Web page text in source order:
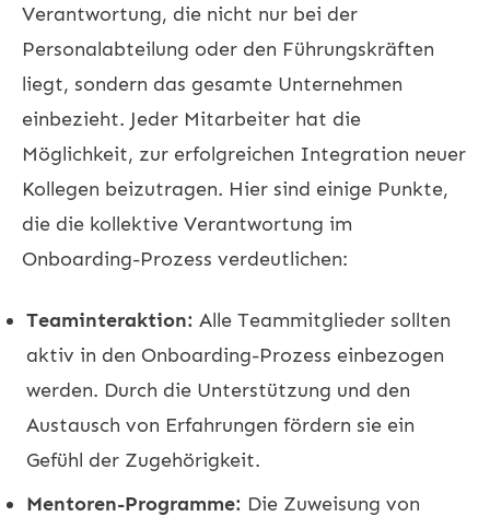
Verantwortung, die nicht nur bei der
Personalabteilung oder den Führungskräften
liegt, sondern das gesamte Unternehmen
einbezieht. Jeder Mitarbeiter hat die
Möglichkeit, zur erfolgreichen Integration neuer
Kollegen beizutragen. Hier sind einige Punkte,
die die kollektive Verantwortung im
Onboarding-Prozess verdeutlichen:
Teaminteraktion: Alle Teammitglieder sollten
aktiv in den Onboarding-Prozess einbezogen
werden. Durch die Unterstützung und den
Austausch von Erfahrungen fördern sie ein
Gefühl der Zugehörigkeit.
Mentoren-Programme: Die Zuweisung von